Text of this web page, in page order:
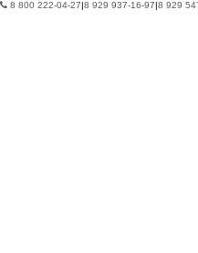
8 800 222-04-27|8 929 937-16-97|8 929